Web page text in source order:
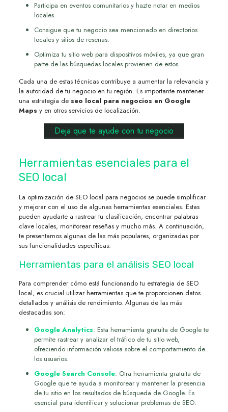
Participa en eventos comunitarios y hazte notar en medios
locales.
Consigue que tu negocio sea mencionado en directorios
locales y sitios de reseñas.
Optimiza tu sitio web para dispositivos móviles, ya que gran
parte de las búsquedas locales provienen de estos.
Cada una de estas técnicas contribuye a aumentar la relevancia y
la autoridad de tu negocio en tu región. Es importante mantener
una estrategia de seo local para negocios en Google
Maps y en otros servicios de localización.
Deja que te ayude con tu negocio
Herramientas esenciales para el
SEO local
La optimización de SEO local para negocios se puede simplificar
y mejorar con el uso de algunas herramientas esenciales. Estas
pueden ayudarte a rastrear tu clasificación, encontrar palabras
clave locales, monitorear reseñas y mucho más. A continuación,
te presentamos algunas de las más populares, organizadas por
sus funcionalidades específicas:
Herramientas para el análisis SEO local
Para comprender cómo está funcionando tu estrategia de SEO
local, es crucial utilizar herramientas que te proporcionen datos
detallados y análisis de rendimiento. Algunas de las más
destacadas son:
Google Analytics: Esta herramienta gratuita de Google te
permite rastrear y analizar el tráfico de tu sitio web,
ofreciendo información valiosa sobre el comportamiento de
los usuarios.
Google Search Console: Otra herramienta gratuita de
Google que te ayuda a monitorear y mantener la presencia
de tu sitio en los resultados de búsqueda de Google. Es
esencial para identificar y solucionar problemas de SEO.